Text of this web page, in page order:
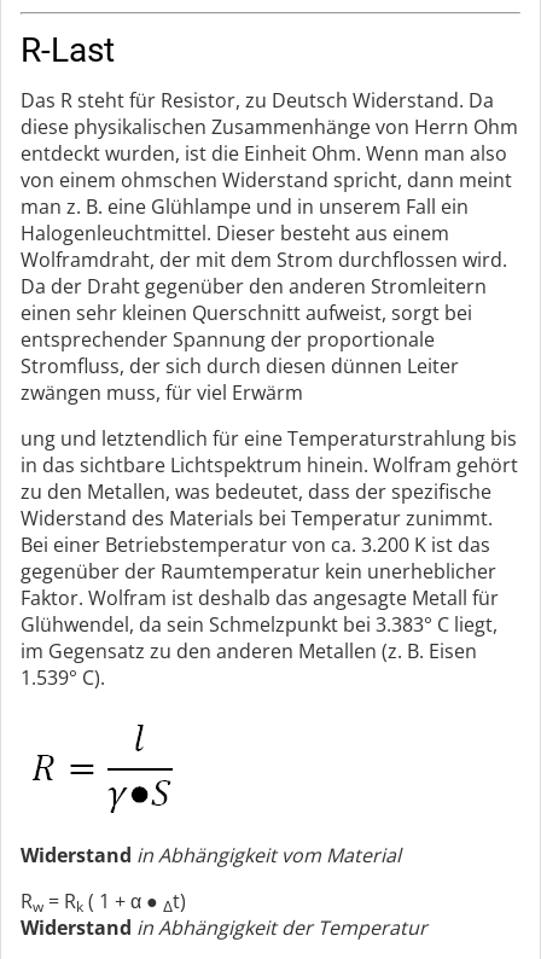
R-Last
Das R steht für Resistor, zu Deutsch Widerstand. Da
diese physikalischen Zusammenhänge von Herrn Ohm
entdeckt wurden, ist die Einheit Ohm. Wenn man also
von einem ohmschen Widerstand spricht, dann meint
man z. B. eine Glühlampe und in unserem Fall ein
Halogenleuchtmittel. Dieser besteht aus einem
Wolframdraht, der mit dem Strom durchflossen wird.
Da der Draht gegenüber den anderen Stromleitern
einen sehr kleinen Querschnitt aufweist, sorgt bei
entsprechender Spannung der proportionale
Stromfluss, der sich durch diesen dünnen Leiter
zwängen muss, für viel Erwärm
ung und letztendlich für eine Temperaturstrahlung bis
in das sichtbare Lichtspektrum hinein. Wolfram gehört
zu den Metallen, was bedeutet, dass der spezifische
Widerstand des Materials bei Temperatur zunimmt.
Bei einer Betriebstemperatur von ca. 3.200 K ist das
gegenüber der Raumtemperatur kein unerheblicher
Faktor. Wolfram ist deshalb das angesagte Metall für
Glühwendel, da sein Schmelzpunkt bei 3.383° C liegt,
im Gegensatz zu den anderen Metallen (z. B. Eisen
1.539° C).
Widerstand in Abhängigkeit vom Material
Rw = Rk ( 1 + α ● Δt)
Widerstand in Abhängigkeit der Temperatur